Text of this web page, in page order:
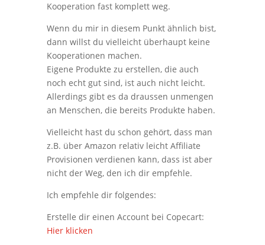
Kooperation fast komplett weg.
Wenn du mir in diesem Punkt ähnlich bist,
dann willst du vielleicht überhaupt keine
Kooperationen machen.
Eigene Produkte zu erstellen, die auch
noch echt gut sind, ist auch nicht leicht.
Allerdings gibt es da draussen unmengen
an Menschen, die bereits Produkte haben.
Vielleicht hast du schon gehört, dass man
z.B. über Amazon relativ leicht Affiliate
Provisionen verdienen kann, dass ist aber
nicht der Weg, den ich dir empfehle.
Ich empfehle dir folgendes:
Erstelle dir einen Account bei Copecart:
Hier klicken